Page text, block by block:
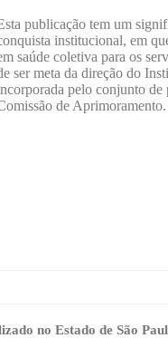
publicação tem um
institucional, em
saúde coletiva para os
ser meta da direção do
pelo conjunto de
de Aprimoramento.
no Estado de São